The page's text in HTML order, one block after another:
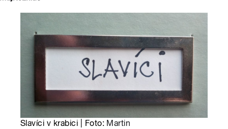
Slavíci v krabici | Foto: Martin